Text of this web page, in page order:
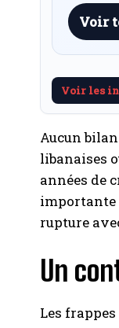
Voir
Voir les
Aucun
libanaises
années de
importante
rupture
Un
Les